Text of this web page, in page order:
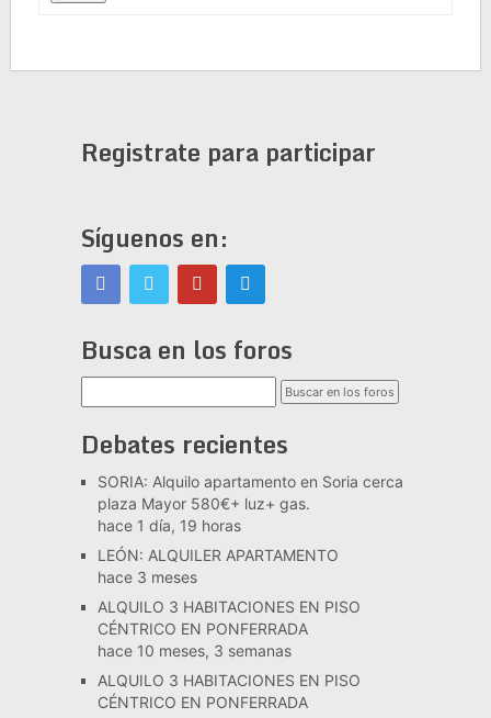
Registrate para participar
Síguenos en:
Busca en los foros
Debates recientes
SORIA: Alquilo apartamento en Soria cerca
plaza Mayor 580€+ luz+ gas.
hace 1 día, 19 horas
LEÓN: ALQUILER APARTAMENTO
hace 3 meses
ALQUILO 3 HABITACIONES EN PISO
CÉNTRICO EN PONFERRADA
hace 10 meses, 3 semanas
ALQUILO 3 HABITACIONES EN PISO
CÉNTRICO EN PONFERRADA